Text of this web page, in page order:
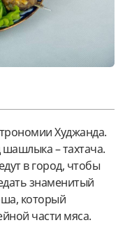
Худжанда.
шашлыка – тахтача.
в город, чтобы
знаменитый
который
части мяса.